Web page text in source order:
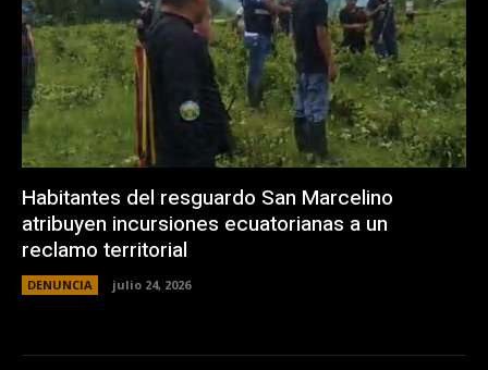
Habitantes del resguardo San Marcelino
atribuyen incursiones ecuatorianas a un
reclamo territorial
DENUNCIA julio 24, 2026